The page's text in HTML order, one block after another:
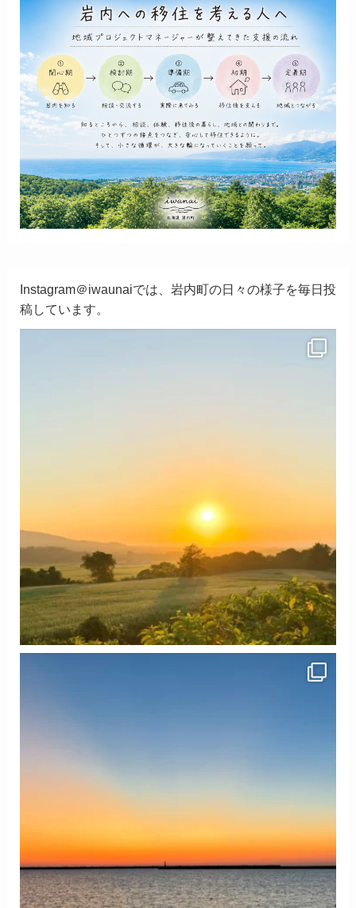
Instagram＠iwaunaiでは、岩内町の日々の様子を毎日投
稿しています。